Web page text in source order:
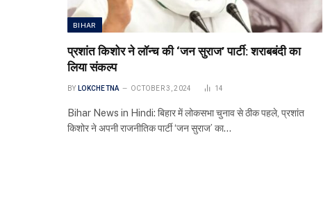
BIHAR
प्रशांत किशोर ने लॉन्च की ‘जन सुराज’ पार्टी: शराबबंदी का
लिया संकल्प
BY LOKCHETNA OCTOBER 3, 2024 14
Bihar News in Hindi: बिहार में लोकसभा चुनाव से ठीक पहले, प्रशांत
किशोर ने अपनी राजनीतिक पार्टी ‘जन सुराज’ का…